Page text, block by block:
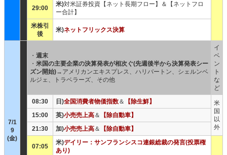
29:00
米)対米証券投資【ネット長期フロー】＆【ネットフロ
ー合計】
米株引
後
米)ネットフリックス決算
7/1
9
(金)
・ 週末
・ 米国の主要企業の決算発表が相次ぐ(先週後半から決算発表シー
ズン開始)→アメリカンエキスプレス、ハリバートン、シェルンベ
ルジェ、トラベラーズ、その他
イ
ベ
ン
ト
な
ど
08:30
日)全国消費者物価指数＆ 【除生鮮】
米
国
以
外
15:00 英)小売売上高＆
【除自動車】
21:30
加)小売売上高＆ 【除自動車】
07:05
米)デイリー：サンフランシスコ連銀総裁の発言(投票権
あり)